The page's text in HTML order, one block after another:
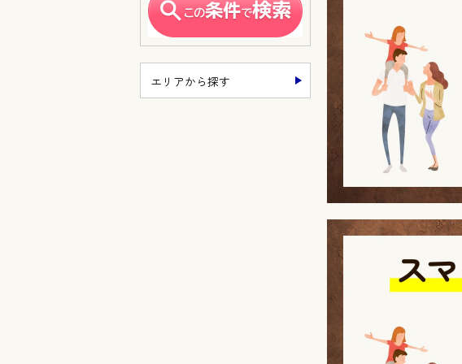
エリアから探す